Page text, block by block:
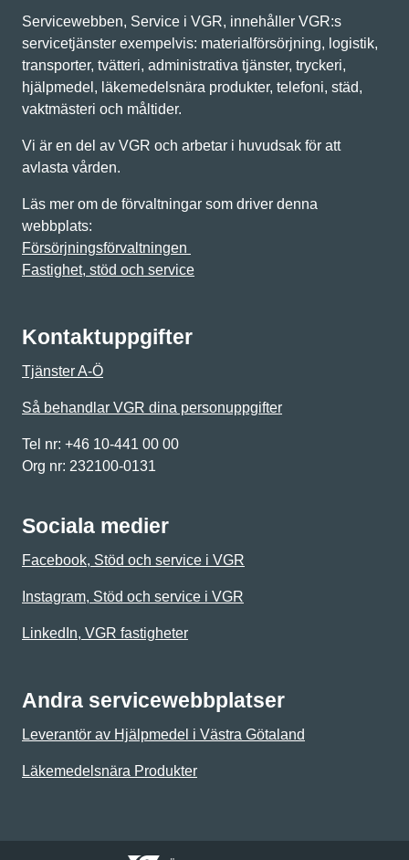
Servicewebben, Service i VGR, innehåller VGR:s
servicetjänster exempelvis: materialförsörjning, logistik,
transporter, tvätteri, administrativa tjänster, tryckeri,
hjälpmedel, läkemedelsnära produkter, telefoni, städ,
vaktmästeri och måltider.
Vi är en del av VGR och arbetar i huvudsak för att
avlasta vården.
Läs mer om de förvaltningar som driver denna
webbplats:
Försörjningsförvaltningen
Fastighet, stöd och service
Kontaktuppgifter
Tjänster A-Ö
Så behandlar VGR dina personuppgifter
Tel nr: +46 10-441 00 00
Org nr: 232100-0131
Sociala medier
Facebook, Stöd och service i VGR
Instagram, Stöd och service i VGR
LinkedIn, VGR fastigheter
Andra servicewebbplatser
Leverantör av Hjälpmedel i Västra Götaland
Läkemedelsnära Produkter